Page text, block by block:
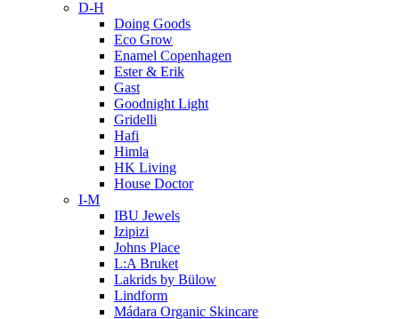
D-H
Doing Goods
Eco Grow
Enamel Copenhagen
Ester & Erik
Gast
Goodnight Light
Gridelli
Hafi
Himla
HK Living
House Doctor
I-M
IBU Jewels
Izipizi
Johns Place
L:A Bruket
Lakrids by Bülow
Lindform
Mádara Organic Skincare